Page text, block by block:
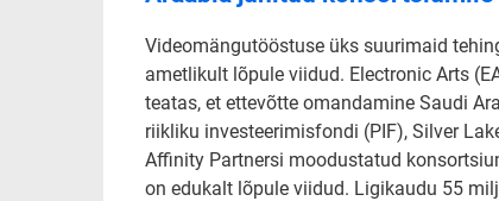
Videomängutööstuse üks suurimaid
ametlikult lõpule viidud. Electronic Arts
teatas, et ettevõtte omandamine Saudi
riikliku investeerimisfondi (PIF), Silver
Affinity Partnersi moodustatud
on edukalt lõpule viidud. Ligikaudu 55